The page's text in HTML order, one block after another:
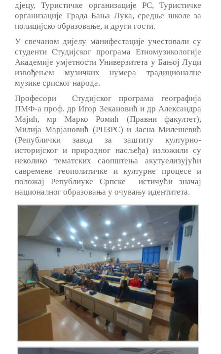
дјецу, Туристичке организације РС, Туристичке
организације Града Бања Лука, средње школе за
полицијско образовање, и други гости.
У свечаном дијелу манифестације учестовали су
студенти Студијског програма Етномузикологије
Академије умјетности Универзитета у Бањој Луци
извођењем музичких нумера традиционалне
музике српског народа.
Професори Студијског програма географија
ПМФ-а проф. др Игор Зекановић и др Александра
Мајић, мр Марко Ромић (Правни факултет),
Милија Марјановић (РПЗРС) и Јасна Милешевић
(Републички завод за заштиту културно-
историјског и природног насљеђа) изложили су
неколико тематских саопштења акутуелизујући
савремене геополитичке и културне процесе и
положај Републиуке Српске истичући значај
националног образовања у очувању идентитета.